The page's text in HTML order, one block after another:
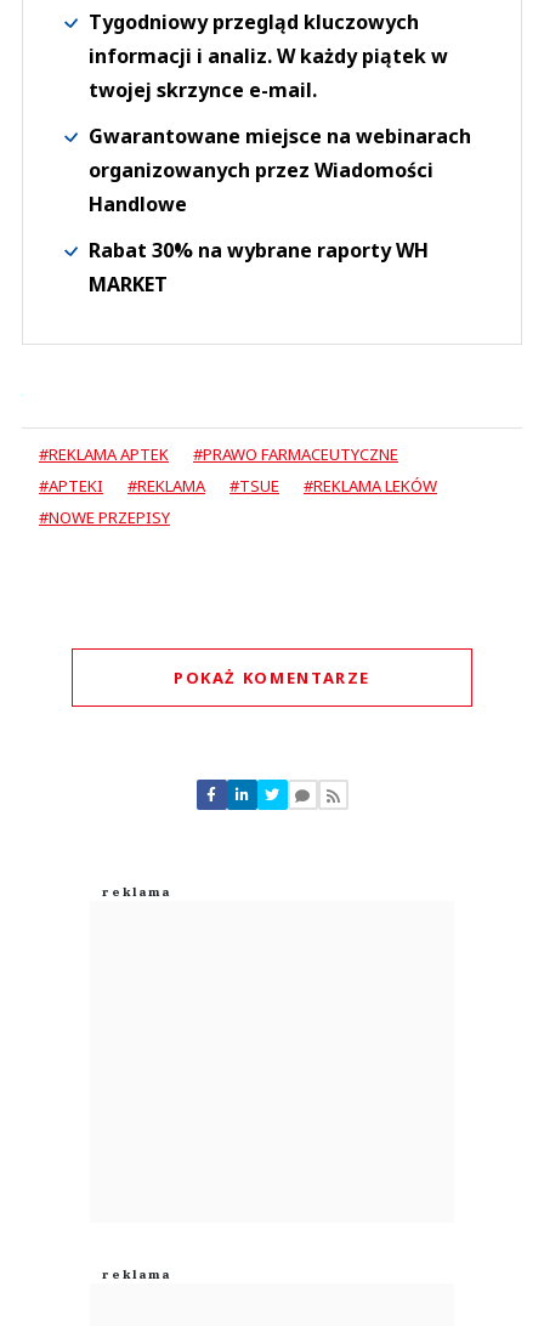
Tygodniowy przegląd kluczowych
informacji i analiz. W każdy piątek w
twojej skrzynce e-mail.
Gwarantowane miejsce na webinarach
organizowanych przez Wiadomości
Handlowe
Rabat 30% na wybrane raporty WH
MARKET
#REKLAMA APTEK
#PRAWO FARMACEUTYCZNE
#APTEKI
#REKLAMA #TSUE
#REKLAMA LEKÓW
#NOWE PRZEPISY
POKAŻ KOMENTARZE
Nie znaleziono komentarzy
Zostaw swoje komentarze